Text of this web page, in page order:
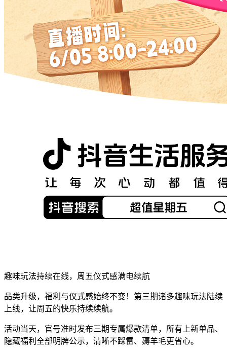
趣味玩法持续在线，周五仪式感满电续航
品类升级，福利与仪式感始终不变！第三期诸多趣味玩法陆续
上线，让周五的快乐持续续航。
活动当天，官号准时发布三期专属爆款清单，所有上新单品、
隐藏福利全部明牌公示，清晰不踩雷、薅羊毛更省心。